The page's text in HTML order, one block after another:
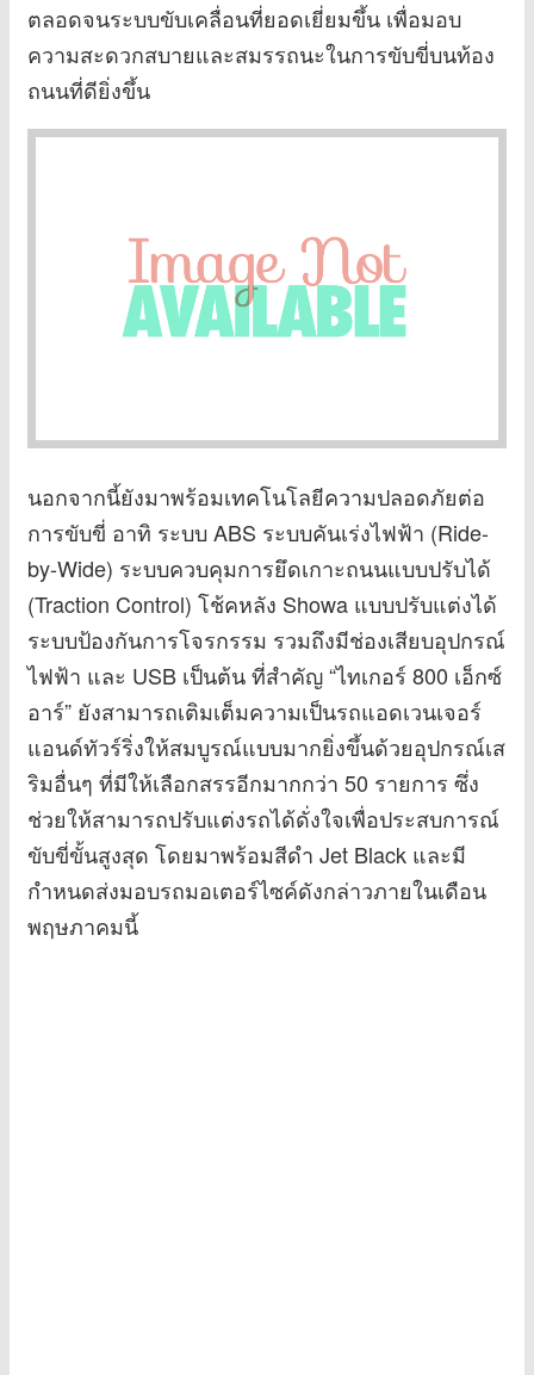
ตลอดจนระบบขับเคลื่อนที่ยอดเยี่ยมขึ้น เพื่อมอบ
ความสะดวกสบายและสมรรถนะในการขับขี่บนท้อง
ถนนที่ดียิ่งขึ้น
นอกจากนี้ยังมาพร้อมเทคโนโลยีความปลอดภัยต่อ
การขับขี่ อาทิ ระบบ ABS ระบบคันเร่งไฟฟ้า (Ride-
by-Wide) ระบบควบคุมการยึดเกาะถนนแบบปรับได้
(Traction Control) โช้คหลัง Showa แบบปรับแต่งได้
ระบบป้องกันการโจรกรรม รวมถึงมีช่องเสียบอุปกรณ์
ไฟฟ้า และ USB เป็นต้น ที่สำคัญ “ไทเกอร์ 800 เอ็กซ์
อาร์” ยังสามารถเติมเต็มความเป็นรถแอดเวนเจอร์
แอนด์ทัวร์ริ่งให้สมบูรณ์แบบมากยิ่งขึ้นด้วยอุปกรณ์เส
ริมอื่นๆ ที่มีให้เลือกสรรอีกมากกว่า 50 รายการ ซึ่ง
ช่วยให้สามารถปรับแต่งรถได้ดั่งใจเพื่อประสบการณ์
ขับขี่ขั้นสูงสุด โดยมาพร้อมสีดำ Jet Black และมี
กำหนดส่งมอบรถมอเตอร์ไซค์ดังกล่าวภายในเดือน
พฤษภาคมนี้